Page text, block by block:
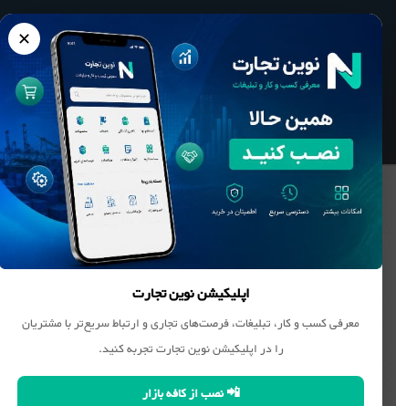
✕
اپلیکیشن نوین تجارت
معرفی کسب و کار، تبلیغات، فرصت‌های تجاری و ارتباط سریع‌تر با مشتریان
را در اپلیکیشن نوین تجارت تجربه کنید.
📲 نصب از کافه بازار
نوین تجارت بانک مشاغل محصولات
بانک اطلاعات مشاغل